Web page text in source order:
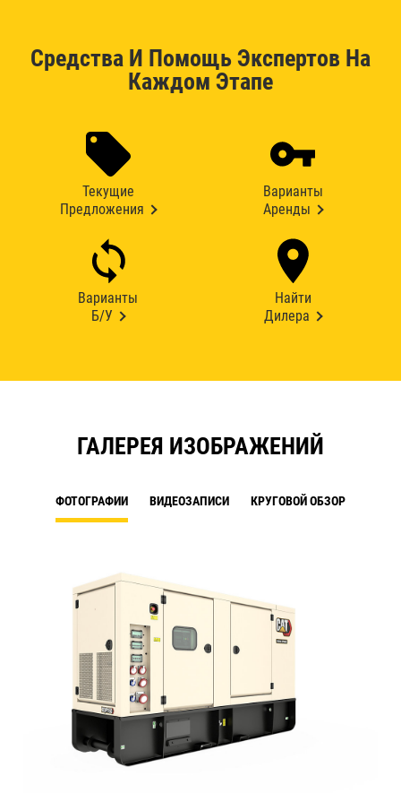
Средства И Помощь Экспертов На
Каждом Этапе
Текущие
Предложения
Варианты
Аренды
Варианты
Б/У
Найти
Дилера
ГАЛЕРЕЯ ИЗОБРАЖЕНИЙ
ФОТОГРАФИИ ВИДЕОЗАПИСИ КРУГОВОЙ ОБЗОР